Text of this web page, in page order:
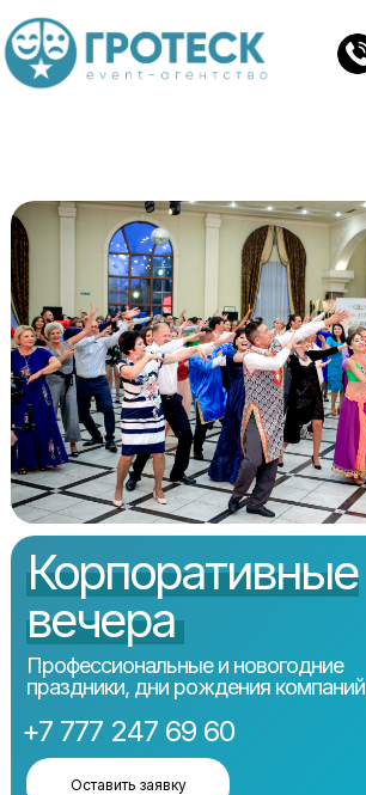
Корпоративные
вечера
Профессиональные и новогодние
праздники, дни рождения компаний
+7 777 247 69 60
Оставить заявку